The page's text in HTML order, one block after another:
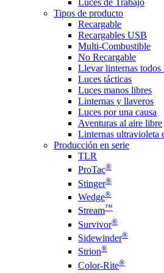
Luces de Trabajo
Tipos de producto
Recargable
Recargables USB
Multi-Combustible
No Recargable
Llevar linternas todos
Luces tácticas
Luces manos libres
Linternas y llaveros
Luces por una causa
Aventuras al aire libre
Linternas ultravioleta
Producción en serie
TLR
ProTac®
Stinger®
Wedge®
Stream™
Survivor®
Sidewinder®
Strion®
Color-Rite®